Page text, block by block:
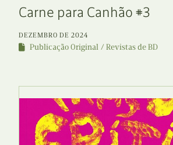
Carne para Canhão #3
DEZEMBRO DE 2024
Publicação Original Revistas de BD